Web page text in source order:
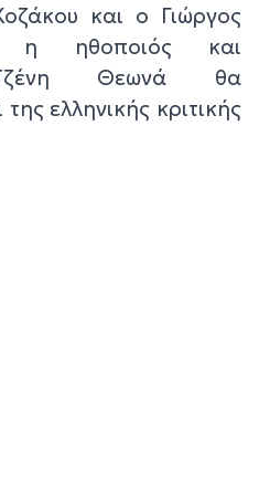
και ο Γιώργος
η ηθοποιός και
Τζένη Θεωνά θα
ελληνικής κριτικής